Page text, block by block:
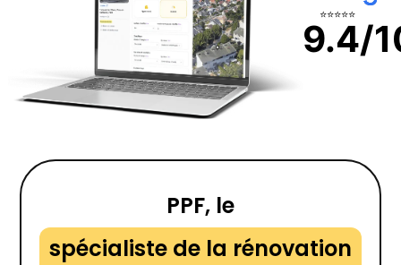
⭐⭐⭐⭐⭐
9.4/
PPF, le
spécialiste de la rénovation